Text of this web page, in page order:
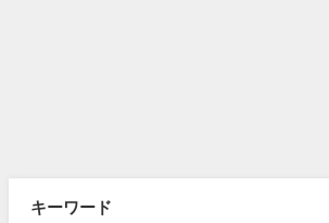
キーワード